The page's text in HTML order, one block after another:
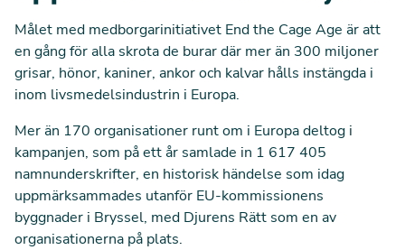
Målet med medborgarinitiativet End the Cage Age är att
en gång för alla skrota de burar där mer än 300 miljoner
grisar, hönor, kaniner, ankor och kalvar hålls instängda i
inom livsmedelsindustrin i Europa.
Mer än 170 organisationer runt om i Europa deltog i
kampanjen, som på ett år samlade in 1 617 405
namnunderskrifter, en historisk händelse som idag
uppmärksammades utanför EU-kommissionens
byggnader i Bryssel, med Djurens Rätt som en av
organisationerna på plats.